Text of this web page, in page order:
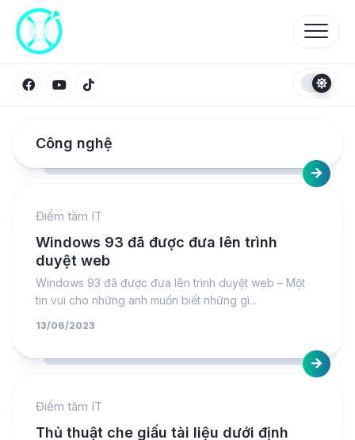
content
Công nghệ
Điểm tâm IT
Windows 93 đã được đưa lên trình
duyệt web
Windows 93 đã được đưa lên trình duyệt web – Một
tin vui cho những anh muốn biết những gì...
13/06/2023
Điểm tâm IT
Thủ thuật che giấu tài liệu dưới định